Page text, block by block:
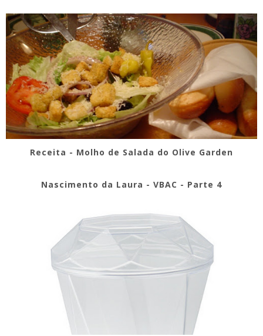
Receita - Molho de Salada do Olive Garden
Nascimento da Laura - VBAC - Parte 4